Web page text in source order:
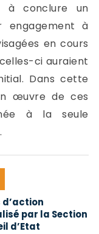
à conclure un
engagement à
en cours
ci auraient
Dans cette
œuvre de ces
à la seule
d’action
par la Section
d’Etat